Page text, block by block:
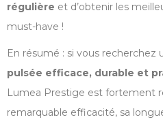
régulière et d’obtenir les
must-have !
En résumé : si vous recherchez
pulsée efficace, durable et
Lumea Prestige est fortement
remarquable efficacité, sa